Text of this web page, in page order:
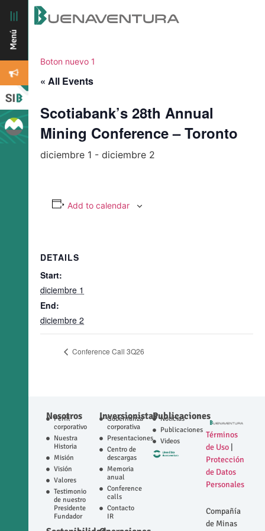
Boton nuevo 1
« All Events
Scotiabank’s 28th Annual
Mining Conference – Toronto
diciembre 1 - diciembre 2
Add to calendar
DETAILS
Start:
diciembre 1
End:
diciembre 2
Conference Call 3Q26
Nosotros
Perfil
corporativo
Nuestra
Historia
Misión
Visión
Valores
Testimonio
de nuestro
Presidente
Fundador
Inversionistas
Gobernanza
corporativa
Presentaciones
Centro de
descargas
Memoria
anual
Conference
calls
Contacto
IR
Publicaciones
Noticias
Publicaciones
Videos
Términos
de Uso
Protección
de Datos
Personales
Compañía
de Minas